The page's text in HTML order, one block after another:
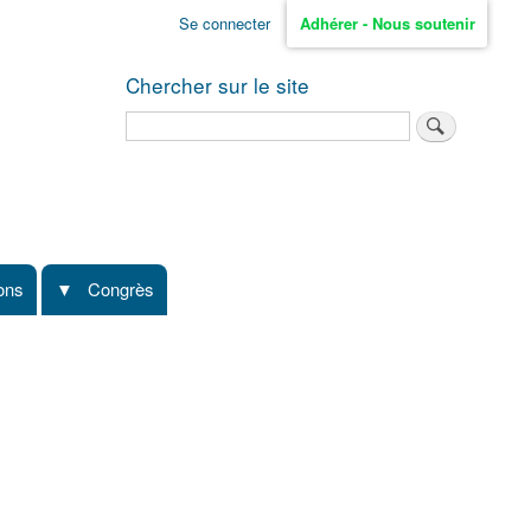
Se connecter Adhérer - Nous soutenir
Chercher sur le site
Congrès